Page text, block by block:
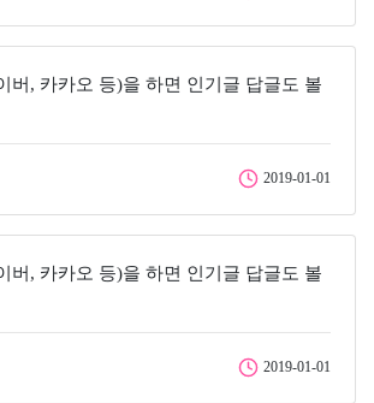
버, 카카오 등)을 하면 인기글 답글도 볼
2019-01-01
버, 카카오 등)을 하면 인기글 답글도 볼
2019-01-01